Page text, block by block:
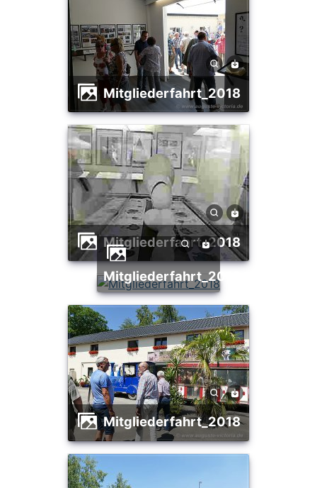
Mitgliederfahrt_2018
Mitgliederfahrt_2018
Mitgliederfahrt_2018
Mitgliederfahrt_2018